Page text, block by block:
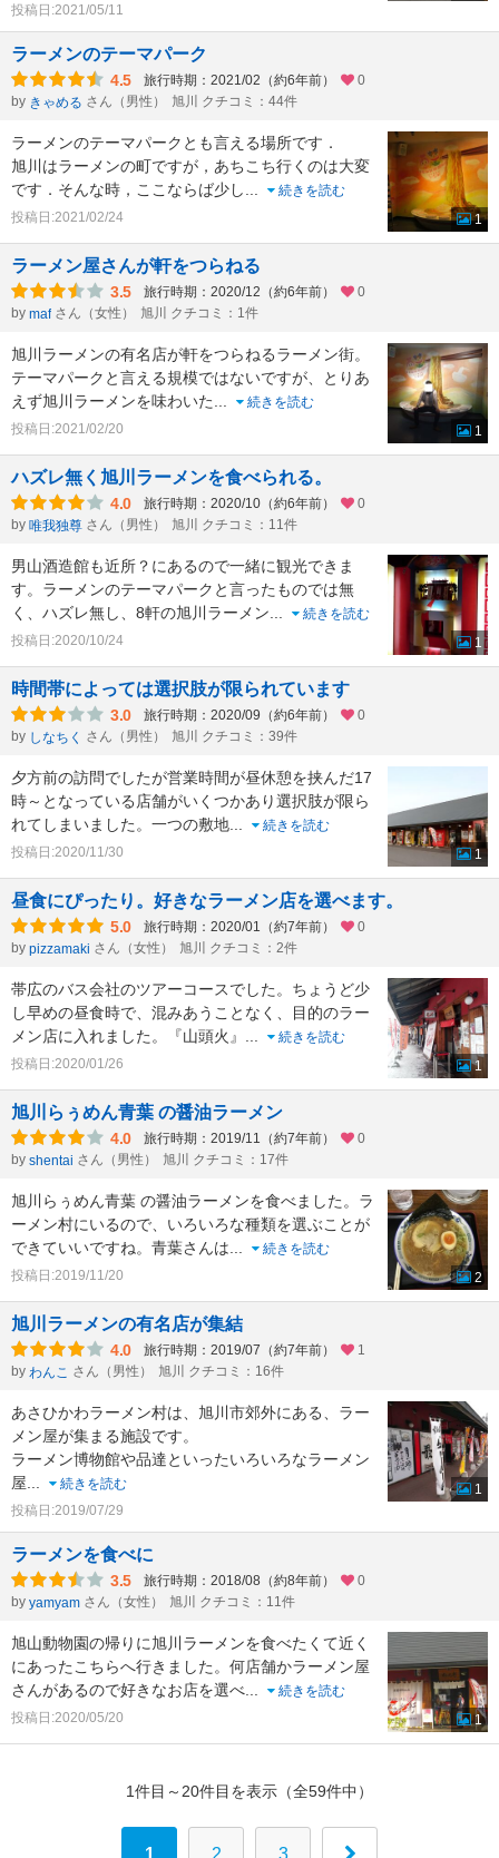
投稿日:2021/05/11
ラーメンのテーマパーク
4.5 旅行時期：2021/02（約6年前）
0
by きゃめる さん（男性） 旭川 クチコミ：44件
ラーメンのテーマパークとも言える場所です．
旭川はラーメンの町ですが，あちこち行くのは大変
です．そんな時，ここならば少し...
続きを読む
投稿日:2021/02/24
1
ラーメン屋さんが軒をつらねる
3.5 旅行時期：2020/12（約6年前）
0
by maf さん（女性） 旭川 クチコミ：1件
旭川ラーメンの有名店が軒をつらねるラーメン街。
テーマパークと言える規模ではないですが、とりあ
えず旭川ラーメンを味わいた...
続きを読む
投稿日:2021/02/20
1
ハズレ無く旭川ラーメンを食べられる。
4.0 旅行時期：2020/10（約6年前）
0
by 唯我独尊 さん（男性） 旭川 クチコミ：11件
男山酒造館も近所？にあるので一緒に観光できま
す。ラーメンのテーマパークと言ったものでは無
く、ハズレ無し、8軒の旭川ラーメン...
続きを読む
投稿日:2020/10/24
1
時間帯によっては選択肢が限られています
3.0 旅行時期：2020/09（約6年前）
0
by しなちく さん（男性） 旭川 クチコミ：39件
夕方前の訪問でしたが営業時間が昼休憩を挟んだ17
時～となっている店舗がいくつかあり選択肢が限ら
れてしまいました。一つの敷地...
続きを読む
投稿日:2020/11/30
1
昼食にぴったり。好きなラーメン店を選べます。
5.0 旅行時期：2020/01（約7年前）
0
by pizzamaki さん（女性） 旭川 クチコミ：2件
帯広のバス会社のツアーコースでした。ちょうど少
し早めの昼食時で、混みあうことなく、目的のラー
メン店に入れました。『山頭火』 ...
続きを読む
投稿日:2020/01/26
1
旭川らぅめん青葉 の醤油ラーメン
4.0 旅行時期：2019/11（約7年前）
0
by shentai さん（男性） 旭川 クチコミ：17件
旭川らぅめん青葉 の醤油ラーメンを食べました。ラ
ーメン村にいるので、いろいろな種類を選ぶことが
できていいですね。青葉さんは...
続きを読む
投稿日:2019/11/20
2
旭川ラーメンの有名店が集結
4.0 旅行時期：2019/07（約7年前）
1
by わんこ さん（男性） 旭川 クチコミ：16件
あさひかわラーメン村は、旭川市郊外にある、ラー
メン屋が集まる施設です。
ラーメン博物館や品達といったいろいろなラーメン
屋...
続きを読む
投稿日:2019/07/29
1
ラーメンを食べに
3.5 旅行時期：2018/08（約8年前）
0
by yamyam さん（女性） 旭川 クチコミ：11件
旭山動物園の帰りに旭川ラーメンを食べたくて近く
にあったこちらへ行きました。何店舗かラーメン屋
さんがあるので好きなお店を選べ...
続きを読む
投稿日:2020/05/20
1
1件目～20件目を表示（全59件中）